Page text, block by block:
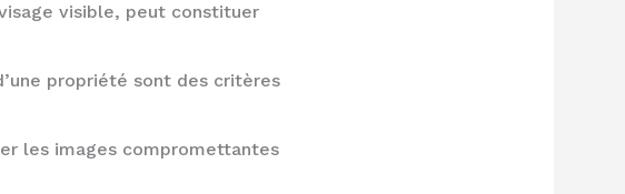
visible, peut constituer
propriété sont des critères
les images compromettantes